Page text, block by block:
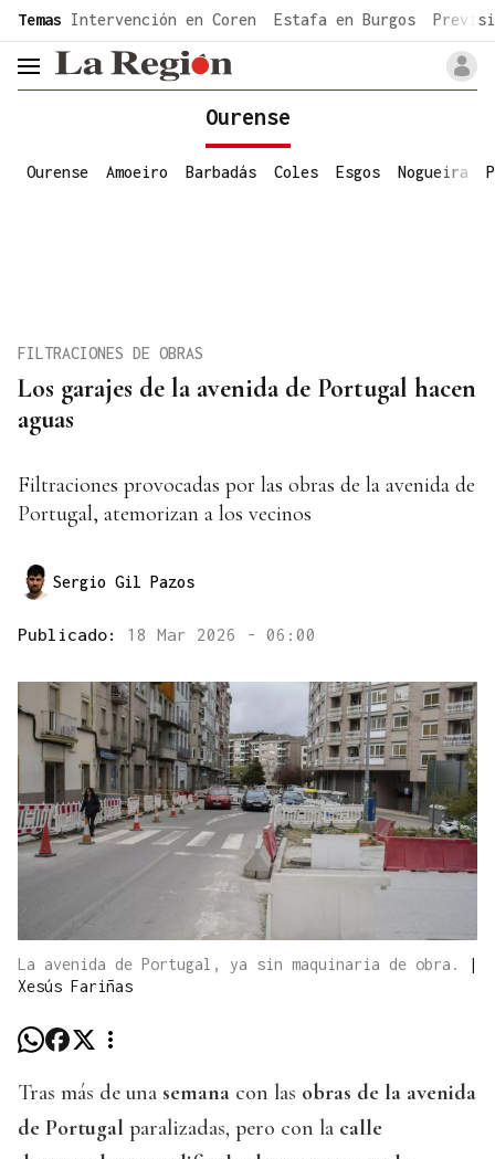
common.go-to-content
Temas Intervención en Coren Estafa en Burgos
header.menu.open
Ourense
Ourense Amoeiro Barbadás Coles Esgos Nogueira
Los garajes de la avenida de Portugal hacen
aguas
FILTRACIONES DE OBRAS
Filtraciones provocadas por las obras de la avenida de
Portugal, atemorizan a los vecinos
Sergio Gil Pazos
Publicado: 18 Mar 2026 - 06:00
La avenida de Portugal, ya sin maquinaria de obra.
|
Xesús Fariñas
Tras más de una semana con las obras de la avenida
de Portugal paralizadas, pero con la calle